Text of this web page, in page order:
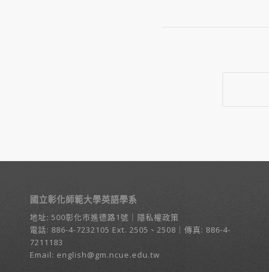
國立彰化師範大學英語學系
地址: 500彰化市進德路1號
隱私權政策
電話: 886-4-7232105 Ext. 2505、2508｜傳真: 886-4-
7211183
Email: english@gm.ncue.edu.tw